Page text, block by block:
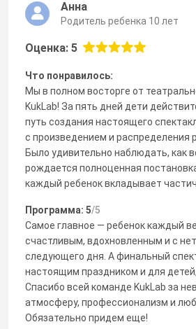
Анна
Родитель ребенка 10 лет
Оценка: 5
Что понравилось:
Мы в полном восторге от
KukLab! За пять дней дети
путь создания настоящего
с произведением и распределения
Было удивительно наблюдать, как
рождается полноценная
каждый ребенок вкладывает
Программа: 5/5
Самое главное — ребенок каждый
счастливым, вдохновленным и с
следующего дня. А финальный
настоящим праздником и для
Спасибо всей команде KukLab за
атмосферу, профессионализм и
Обязательно придем еще!